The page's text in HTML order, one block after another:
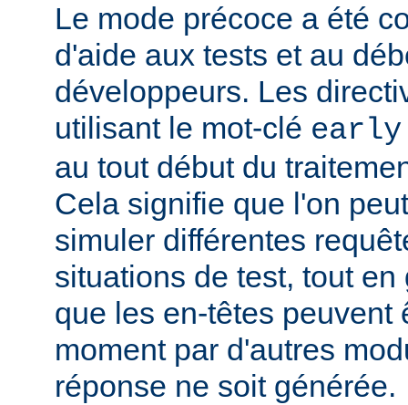
Le mode précoce a été
d'aide aux tests et au
développeurs. Les
utilisant le mot-clé early
au tout début du
Cela signifie que l'on
simuler différentes
situations de test, tout
que les en-têtes peuvent
moment par d'autres
réponse ne soit générée.